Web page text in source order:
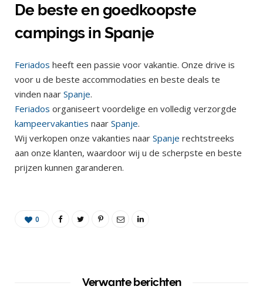
De beste en goedkoopste
campings in Spanje
Feriados heeft een passie voor vakantie. Onze drive is
voor u de beste accommodaties en beste deals te
vinden naar Spanje.
Feriados organiseert voordelige en volledig verzorgde
kampeervakanties naar Spanje.
Wij verkopen onze vakanties naar Spanje rechtstreeks
aan onze klanten, waardoor wij u de scherpste en beste
prijzen kunnen garanderen.
0
Verwante berichten